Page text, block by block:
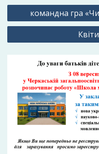
Навігація
записів
командна гра